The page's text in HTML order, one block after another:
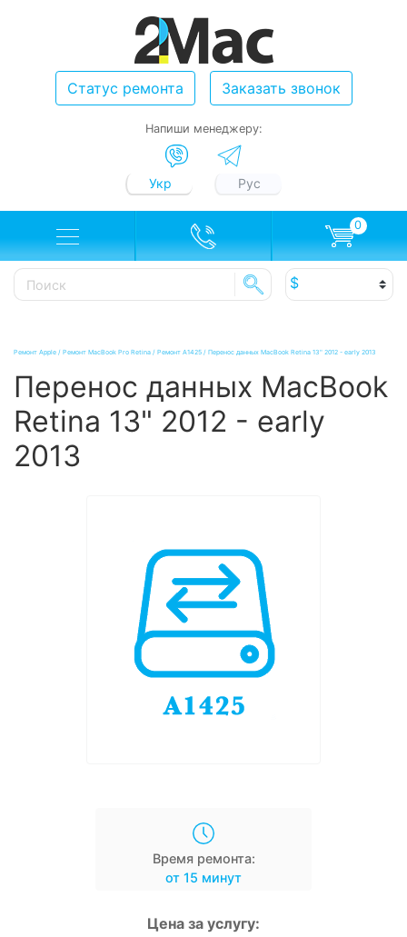
Статус ремонта Заказать звонок
Напиши менеджеру:
Укр Рус
0
Ремонт Apple / Ремонт MacBook Pro Retina / Ремонт A1425 / Перенос данных MacBook Retina 13" 2012 - early 2013
Перенос данных MacBook
Retina 13" 2012 - early
2013
Время ремонта:
от 15 минут
Цена за услугу: